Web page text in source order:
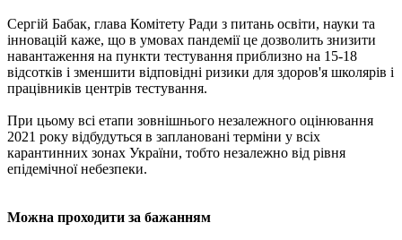
Сергій Бабак, глава Комітету Ради з питань освіти, науки та
інновацій каже, що в умовах пандемії це дозволить знизити
навантаження на пункти тестування приблизно на 15-18
відсотків і зменшити відповідні ризики для здоров'я школярів і
працівників центрів тестування.
При цьому всі етапи зовнішнього незалежного оцінювання
2021 року відбудуться в заплановані терміни у всіх
карантинних зонах України, тобто незалежно від рівня
епідемічної небезпеки.
Можна проходити за бажанням